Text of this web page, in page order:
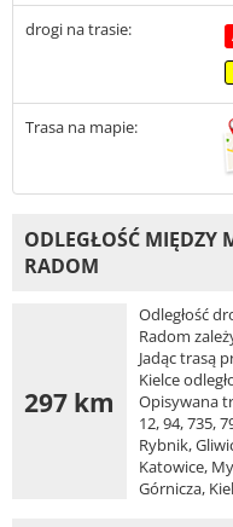
drogi na trasie:
Trasa na mapie:
ODLEGŁOŚĆ MIĘDZY
RADOM
297 km
Odległość
Radom
Jadąc trasą
Kielce
Opisywana
12, 94, 735,
Rybnik,
Katowice,
Górnicza,